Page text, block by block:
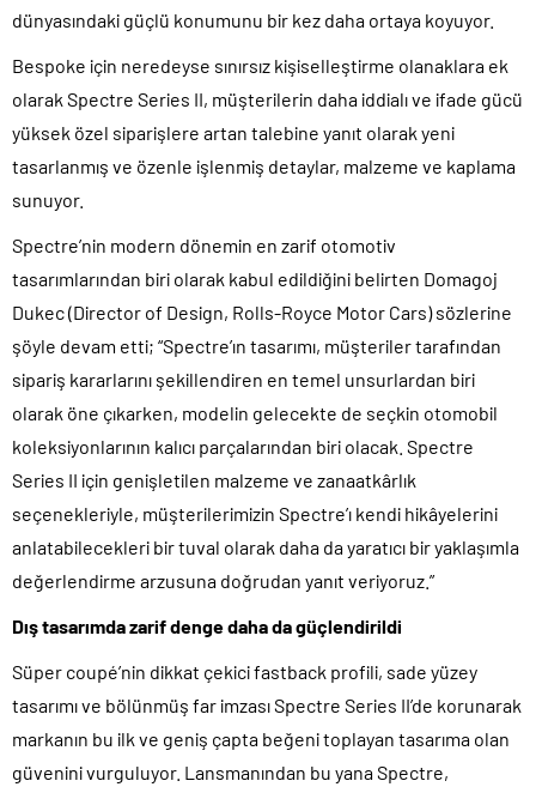
dünyasındaki güçlü konumunu bir kez daha ortaya koyuyor.
Bespoke için neredeyse sınırsız kişiselleştirme olanaklara ek
olarak Spectre Series II, müşterilerin daha iddialı ve ifade gücü
yüksek özel siparişlere artan talebine yanıt olarak yeni
tasarlanmış ve özenle işlenmiş detaylar, malzeme ve kaplama
sunuyor.
Spectre’nin modern dönemin en zarif otomotiv
tasarımlarından biri olarak kabul edildiğini belirten Domagoj
Dukec (Director of Design, Rolls-Royce Motor Cars) sözlerine
şöyle devam etti; “Spectre’ın tasarımı, müşteriler tarafından
sipariş kararlarını şekillendiren en temel unsurlardan biri
olarak öne çıkarken, modelin gelecekte de seçkin otomobil
koleksiyonlarının kalıcı parçalarından biri olacak. Spectre
Series II için genişletilen malzeme ve zanaatkârlık
seçenekleriyle, müşterilerimizin Spectre’ı kendi hikâyelerini
anlatabilecekleri bir tuval olarak daha da yaratıcı bir yaklaşımla
değerlendirme arzusuna doğrudan yanıt veriyoruz.”
Dış tasarımda zarif denge daha da güçlendirildi
Süper coupé’nin dikkat çekici fastback profili, sade yüzey
tasarımı ve bölünmüş far imzası Spectre Series II’de korunarak
markanın bu ilk ve geniş çapta beğeni toplayan tasarıma olan
güvenini vurguluyor. Lansmanından bu yana Spectre,